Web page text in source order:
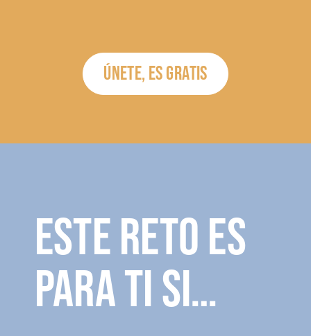
ÚNETE, ES GRATIS
ESTE RETO ES
PARA TI SI…